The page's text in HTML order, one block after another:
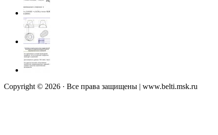
Copyright © 2026 · Все права защищены | www.belti.msk.ru